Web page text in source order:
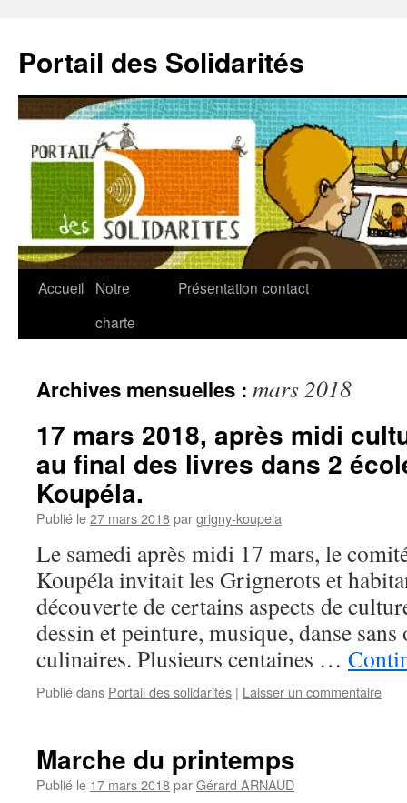
contenu
Portail des Solidarités
Accueil
Notre
charte
Présentation contact
Archives mensuelles : mars 2018
17 mars 2018, après midi
au final des livres dans 2
Koupéla.
Publié le27 mars 2018pargrigny-koupela
Le samedi après midi 17 mars, le
Koupéla invitait les Grignerots et
découverte de certains aspects de
dessin et peinture, musique, danse
culinaires. Plusieurs centaines …
Publié dans Portail des solidarités | Laisser un commentaire
Marche du printemps
Publié le 17 mars 2018parGérard ARNAUD